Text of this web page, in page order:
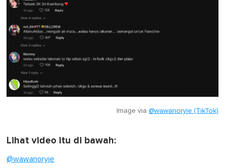
Image via @wawanoryie (TikTok)
Lihat video itu di bawah:
@wawanoryie